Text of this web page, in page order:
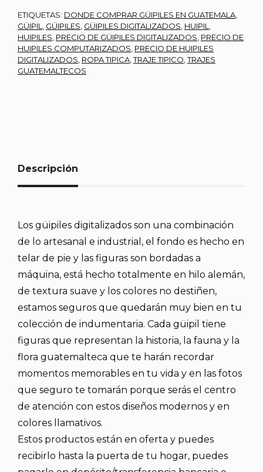
ETIQUETAS: DONDE COMPRAR GÜIPILES EN GUATEMALA
GÜIPIL
GÜIPILES GÜIPILES DIGITALIZADOS HUIPIL
HUIPILES PRECIO DE GÜIPILES DIGITALIZADOS PRECIO DE
HUIPILES COMPUTARIZADOS PRECIO DE HUIPILES
DIGITALIZADOS ROPA TIPICA ,TRAJE TIPICO ,TRAJES
GUATEMALTECOS
Descripción
Los güipiles digitalizados son una combinación
de lo artesanal e industrial, el fondo es hecho en
telar de pie y las figuras son bordadas a
máquina, está hecho totalmente en hilo alemán,
de textura suave y los colores no destiñen,
estamos seguros que quedarán muy bien en tu
colección de indumentaria. Cada güipil tiene
figuras que representan la historia, la fauna y la
flora guatemalteca que te harán recordar
momentos memorables en tu vida y en las fotos
que seguro te tomarán porque serás el centro
de atención con estos diseños modernos y en
colores llamativos.
Estos productos están en oferta y puedes
recibirlo hasta la puerta de tu hogar, puedes